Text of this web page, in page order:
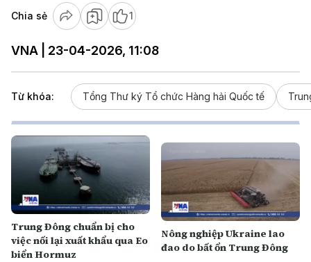
Chia sẻ 1
VNA | 23-04-2026, 11:08
Từ khóa: Tổng Thư ký Tổ chức Hàng hải Quốc tế
Trung Đông chuẩn bị cho
việc nối lại xuất khẩu qua Eo
biển Hormuz
Nông nghiệp Ukraine lao
đao do bất ổn Trung Đông